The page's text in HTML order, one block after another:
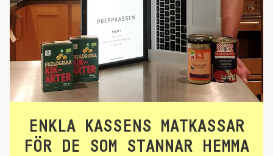
ENKLA KASSENS MATKASSAR
FÖR DE SOM STANNAR HEMMA